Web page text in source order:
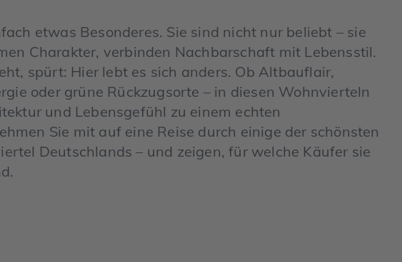
etwas Besonderes. Sie sind nicht nur beliebt – sie
Charakter, verbinden Nachbarschaft mit Lebensstil.
spürt: Hier lebt es sich anders. Ob Altbauflair,
oder grüne Rückzugsorte – in diesen Wohnvierteln
und Lebensgefühl zu einem echten
Sie mit auf eine Reise durch einige der schönsten
Deutschlands – und zeigen, für welche Käufer sie